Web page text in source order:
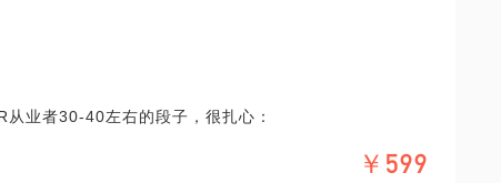
些渠道都不用费用，但是对解决问题很有帮助，我们应
业者30-40左右的段子，很扎心：
，这种人的占比可能不到1/100
￥599